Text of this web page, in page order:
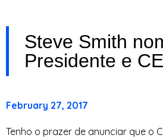
Steve Smith
Presidente e
February 27, 2017
Tenho o prazer de anunciar que o